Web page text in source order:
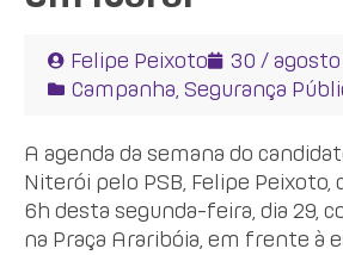
Felipe Peixoto
30 / agosto
Campanha Segurança
A agenda da semana do
Niterói pelo PSB, Felipe Peixoto,
6h desta segunda-feira, dia 29,
na Praça Araribóia, em frente à